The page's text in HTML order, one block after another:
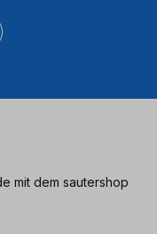
mit dem sautershop